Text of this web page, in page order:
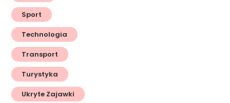
Sport
Technologia
Transport
Turystyka
Ukryte Zajawki